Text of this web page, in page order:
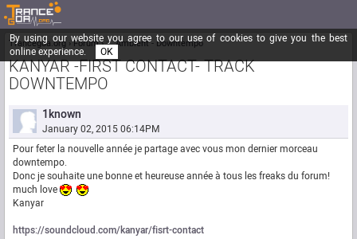
By using our website you agree to our use of cookies to give you the best
online experience.
OK
Trancegoa.org Forum ::. Ambient - Downtempo
KANYAR -FIRST CONTACT- TRACK
DOWNTEMPO
1known
January 02, 2015 06:14PM
Pour feter la nouvelle année je partage avec vous mon dernier morceau
downtempo.
Donc je souhaite une bonne et heureuse année à tous les freaks du forum!
much love
Kanyar
https://soundcloud.com/kanyar/fisrt-contact